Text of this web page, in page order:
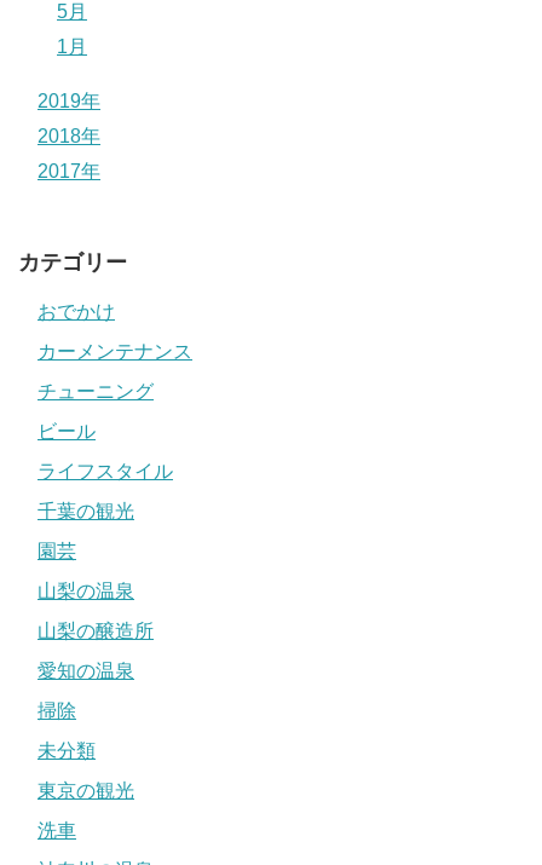
5月
1月
2019年
2018年
2017年
カテゴリー
おでかけ
カーメンテナンス
チューニング
ビール
ライフスタイル
千葉の観光
園芸
山梨の温泉
山梨の醸造所
愛知の温泉
掃除
未分類
東京の観光
洗車